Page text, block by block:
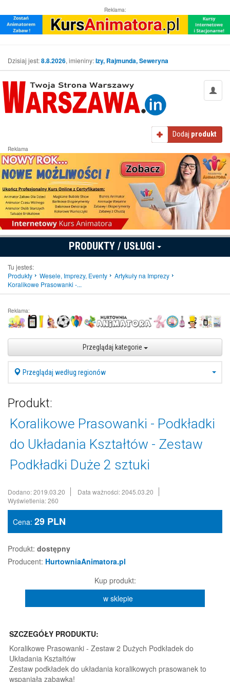
Reklama:
Dzisiaj jest:8.8.2026, imieniny:Izy, Rajmunda, Seweryna
Dodaj produkt
Reklama
PRODUKTY / USŁUGI
Tu jesteś:
Produkty
Wesele, Imprezy, Eventy
Artykuły na Imprezy
Koralikowe Prasowanki -...
Reklama:
Przeglądaj kategorie
Przeglądaj według regionów
Produkt:
Koralikowe Prasowanki - Podkładki
do Układania Kształtów - Zestaw
Podkładki Duże 2 sztuki
Dodano: 2019.03.20
Data ważności: 2045.03.20
Wyświetlenia: 260
Cena: 29 PLN
Produkt: dostępny
Producent: HurtowniaAnimatora.pl
Kup produkt:
w sklepie
SZCZEGÓŁY PRODUKTU:
Koralikowe Prasowanki - Zestaw 2 Dużych Podkładek do
Układania Kształtów
Zestaw podkładek do układania koralikowych prasowanek to
wspaniała zabawka!